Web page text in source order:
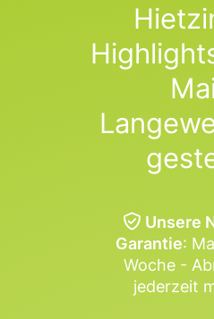
Unsere
Garantie:
Woche -
jederzeit